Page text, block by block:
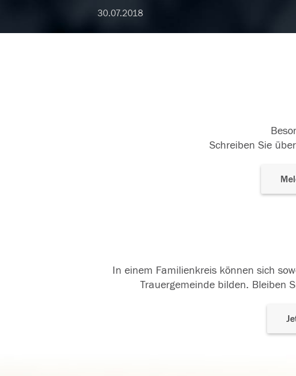
30.07.2018
Schreiben Sie
In einem Familienkreis können sich
Trauergemeinde bilden. Bleiben